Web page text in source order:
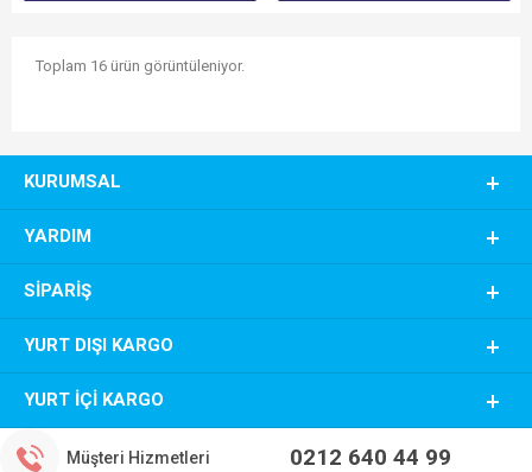
Toplam 16 ürün görüntüleniyor.
KURUMSAL
YARDIM
SIPARIŞ
YURT DIŞI KARGO
YURT İÇI KARGO
Müşteri Hizmetleri 0212 640 44 99